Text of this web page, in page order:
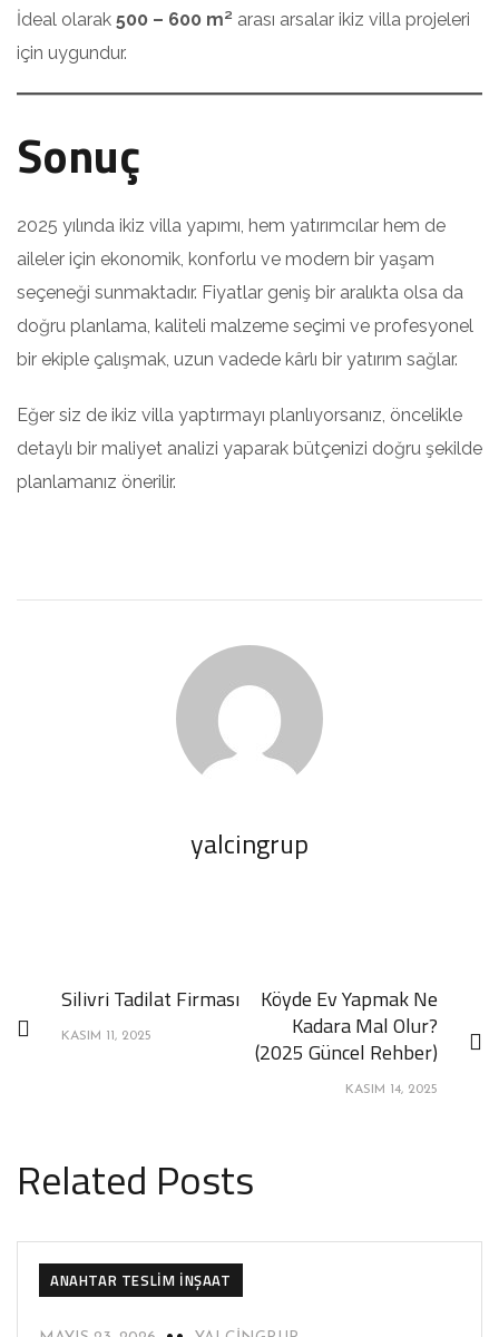
İdeal olarak 500 – 600 m² arası arsalar ikiz villa projeleri
için uygundur.
Sonuç
2025 yılında ikiz villa yapımı, hem yatırımcılar hem de
aileler için ekonomik, konforlu ve modern bir yaşam
seçeneği sunmaktadır. Fiyatlar geniş bir aralıkta olsa da
doğru planlama, kaliteli malzeme seçimi ve profesyonel
bir ekiple çalışmak, uzun vadede kârlı bir yatırım sağlar.
Eğer siz de ikiz villa yaptırmayı planlıyorsanız, öncelikle
detaylı bir maliyet analizi yaparak bütçenizi doğru şekilde
planlamanız önerilir.
yalcingrup
Silivri Tadilat Firması
KASIM 11, 2025
Köyde Ev Yapmak Ne
Kadara Mal Olur?
(2025 Güncel Rehber)
KASIM 14, 2025
Related Posts
ANAHTAR TESLIM İNŞAAT